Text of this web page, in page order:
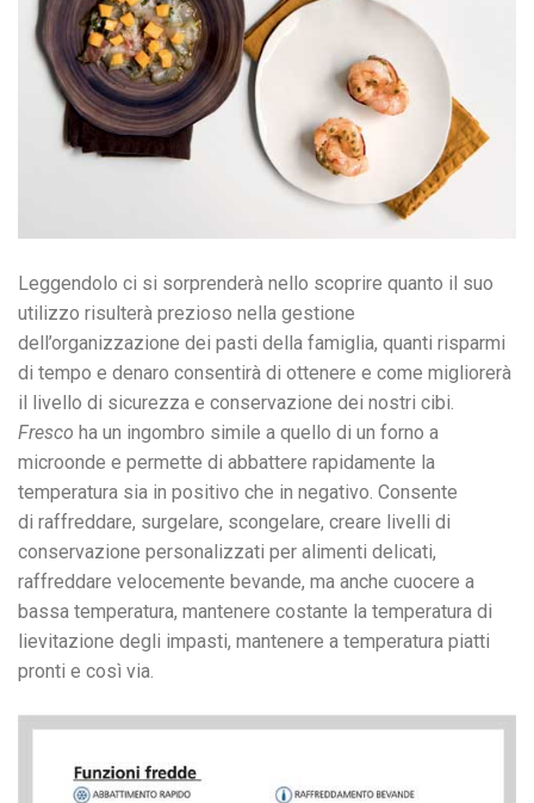
Leggendolo ci si sorprenderà nello scoprire quanto il suo
utilizzo risulterà prezioso nella gestione
dell’organizzazione dei pasti della famiglia, quanti risparmi
di tempo e denaro consentirà di ottenere e come migliorerà
il livello di sicurezza e conservazione dei nostri cibi.
Fresco ha un ingombro simile a quello di un forno a
microonde e permette di abbattere rapidamente la
temperatura sia in positivo che in negativo. Consente
di raffreddare, surgelare, scongelare, creare livelli di
conservazione personalizzati per alimenti delicati,
raffreddare velocemente bevande, ma anche cuocere a
bassa temperatura, mantenere costante la temperatura di
lievitazione degli impasti, mantenere a temperatura piatti
pronti e così via.